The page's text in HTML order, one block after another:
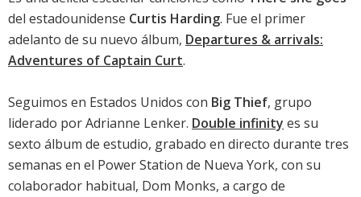
del estadounidense Curtis Harding. Fue el primer
adelanto de su nuevo álbum, Departures & arrivals:
Adventures of Captain Curt.
Seguimos en Estados Unidos con Big Thief, grupo
liderado por Adrianne Lenker. Double infinity es su
sexto álbum de estudio, grabado en directo durante tres
semanas en el Power Station de Nueva York, con su
colaborador habitual, Dom Monks, a cargo de